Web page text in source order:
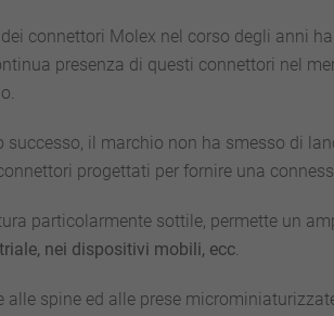
dei connettori Molex nel corso degli anni
presenza di questi connettori nel
successo, il marchio non ha smesso di
progettati per fornire una
particolarmente sottile, permette un
nei dispositivi mobili, ecc.
alle spine ed alle prese